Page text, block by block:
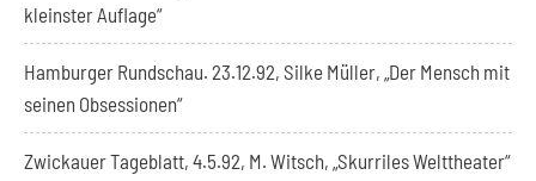
kleinster Auflage“
Hamburger Rundschau. 23.12.92, Silke Müller, „Der Mensch mit
seinen Obsessionen“
Zwickauer Tageblatt, 4.5.92, M. Witsch, „Skurriles Welttheater“